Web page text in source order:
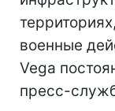
военные
Vega
пресс-